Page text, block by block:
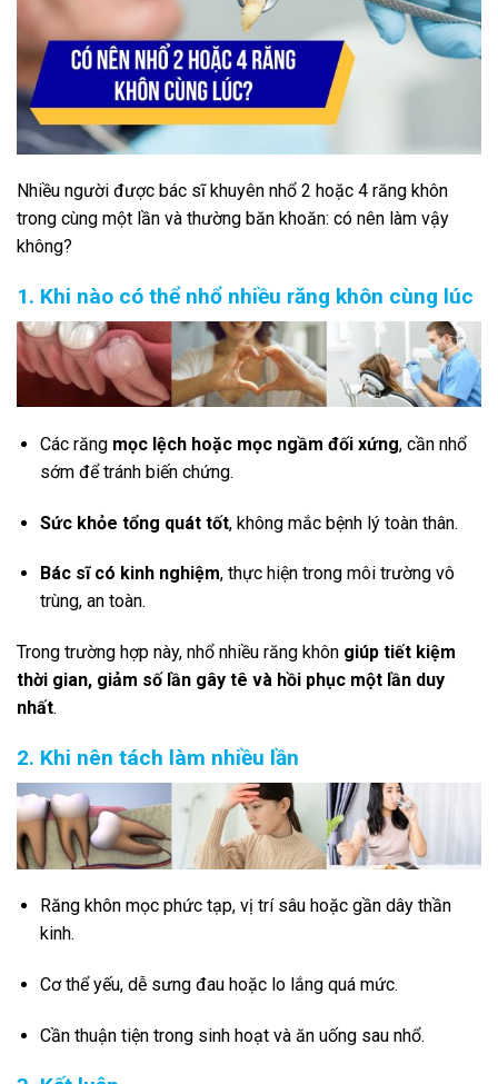
Nhiều người được bác sĩ khuyên nhổ 2 hoặc 4 răng khôn
trong cùng một lần và thường băn khoăn: có nên làm vậy
không?
1. Khi nào có thể nhổ nhiều răng khôn cùng lúc
Các răng mọc lệch hoặc mọc ngầm đối xứng, cần nhổ
sớm để tránh biến chứng.
Sức khỏe tổng quát tốt, không mắc bệnh lý toàn thân.
Bác sĩ có kinh nghiệm, thực hiện trong môi trường vô
trùng, an toàn.
Trong trường hợp này, nhổ nhiều răng khôn giúp tiết kiệm
thời gian, giảm số lần gây tê và hồi phục một lần duy
nhất.
2. Khi nên tách làm nhiều lần
Răng khôn mọc phức tạp, vị trí sâu hoặc gần dây thần
kinh.
Cơ thể yếu, dễ sưng đau hoặc lo lắng quá mức.
Cần thuận tiện trong sinh hoạt và ăn uống sau nhổ.